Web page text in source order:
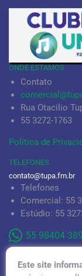
ONDE ESTAMOS
Contato
Rua Otacilio
55 3272-1763
Política de
TELEFONES
contato@tupa.fm.br
Telefones
Comercial: 55
Estúdio: 55
55 98404
Este site